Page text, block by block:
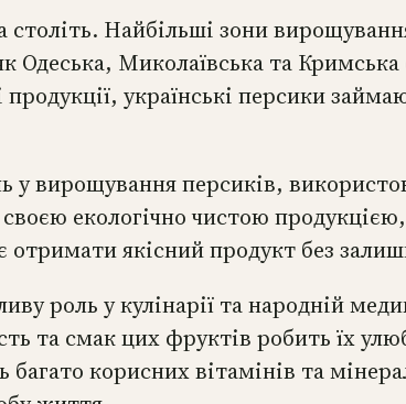
Найбільші зони
Одеська, Миколаївська та
українські персики
у вирощування персиків,
екологічно чистою
якісний продукт без
роль у кулінарії та народній
та смак цих фруктів робить їх
багато корисних вітамінів та